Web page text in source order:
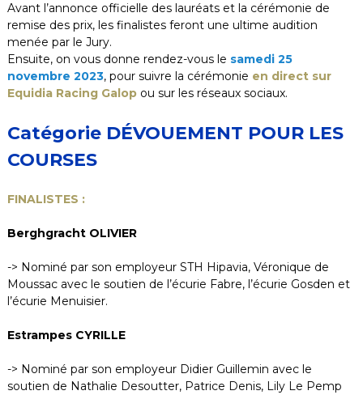
Avant l’annonce officielle des lauréats et la cérémonie de
remise des prix, les finalistes feront une ultime audition
menée par le Jury.
Ensuite, on vous donne rendez-vous le samedi 25
novembre 2023, pour suivre la cérémonie en direct sur
Equidia Racing Galop ou sur les réseaux sociaux.
Catégorie DÉVOUEMENT POUR LES
COURSES
FINALISTES :
Berghgracht OLIVIER
-> Nominé par son employeur STH Hipavia, Véronique de
Moussac avec le soutien de l’écurie Fabre, l’écurie Gosden et
l’écurie Menuisier.
Estrampes CYRILLE
-> Nominé par son employeur Didier Guillemin avec le
soutien de Nathalie Desoutter, Patrice Denis, Lily Le Pemp